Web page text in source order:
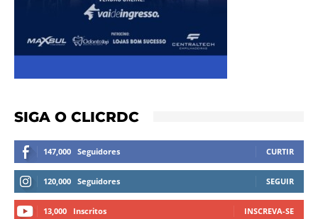
SIGA O CLICRDC
147,000 Seguidores CURTIR
120,000 Seguidores SEGUIR
13,000 Inscritos INSCREVA-SE